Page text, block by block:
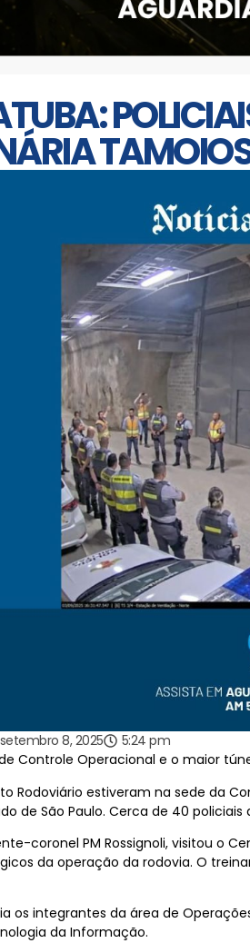
setembro 8, 2025
5:24 pm
Controle Operacional e o maior
Rodoviário estiveram na sede da
de São Paulo. Cerca de 40
coronel PM Rossignoli, visitou o
da operação da rodovia. O
os integrantes da área de
da Informação.